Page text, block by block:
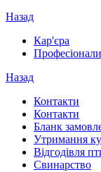
Назад
Кар'єра
Професіонали
Назад
Контакти
Контакти
Бланк
Утримання
Відгодівля
Свинарство